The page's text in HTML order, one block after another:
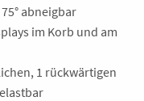
abneigbar
im Korb und am
1 rückwärtigen